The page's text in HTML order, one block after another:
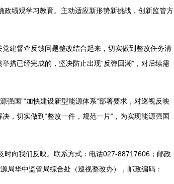
绩观学习教育。主动适应新形势新挑战，创新监管方
党建督查反馈问题整改结合起来，切实做到整改任务清
措已经完成的，坚决防止出现“反弹回潮”，对后续需
强国”“加快建设新型能源体系”部署要求，对巡视反映
，切实做到“整改一件，规范一片”，为实现能源强国
向我们反映。联系方式：电话027-88717606；邮政
华中监管局综合处（巡视整改办），邮政编码：